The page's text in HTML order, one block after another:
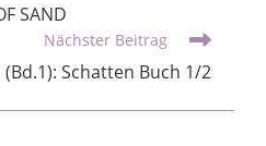
SAND
Nächster Beitrag
(Bd.1): Schatten Buch 1/2